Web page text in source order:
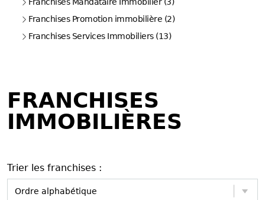
Franchises Promotion immobilière (2)
Franchises Services Immobiliers (13)
FRANCHISES
IMMOBILIÈRES
Trier les franchises :